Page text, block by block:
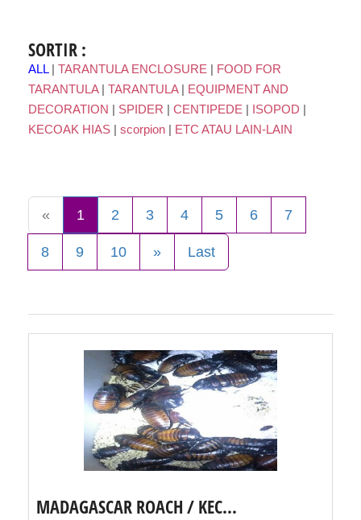
SORTIR :
ALL| TARANTULA ENCLOSURE
FOOD FOR
TARANTULA| TARANTULA|
EQUIPMENT AND
DECORATION
SPIDER CENTIPEDE ISOPOD
KECOAK HIAS
scorpion ETC ATAU LAIN-LAIN
« 1 2 3 4 5 6 7
8 9 10 » Last
MADAGASCAR ROACH / KEC...